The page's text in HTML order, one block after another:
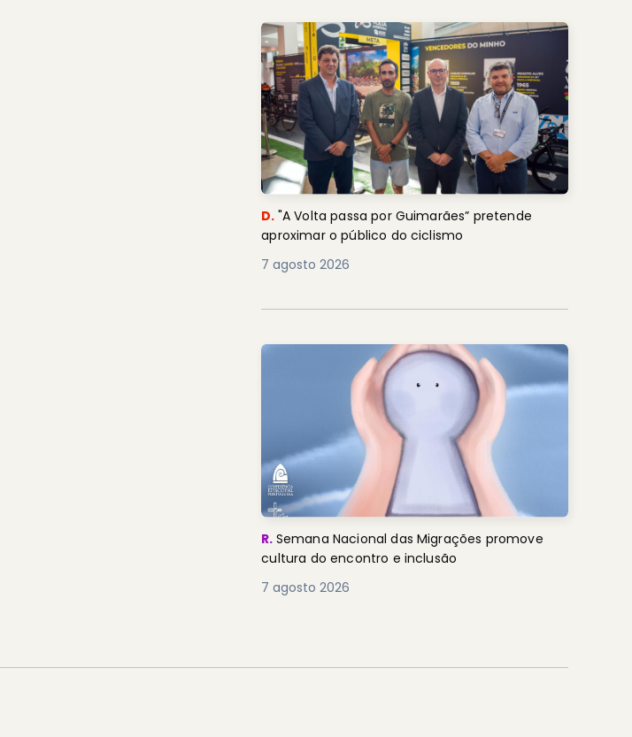
D. "A Volta passa por Guimarães” pretende
aproximar o público do ciclismo
7 agosto 2026
R. Semana Nacional das Migrações promove
cultura do encontro e inclusão
7 agosto 2026